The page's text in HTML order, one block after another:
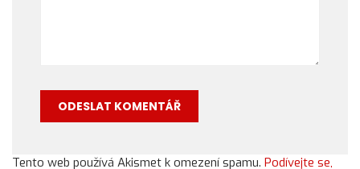
Tento web používá Akismet k omezení spamu. Podívejte se,